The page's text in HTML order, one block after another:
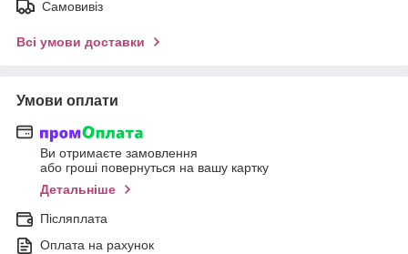
Самовивіз
Всі умови доставки
Умови оплати
Ви отримаєте замовлення
або гроші повернуться на вашу картку
Детальніше
Післяплата
Оплата на рахунок